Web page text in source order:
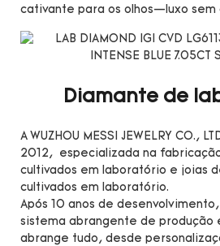
cativante para os olhos—luxo sem
Diamante de
A WUZHOU MESSI JEWELRY CO.,
2012, especializada na
cultivados em laboratório e joias
cultivados em laboratório.
Após 10 anos de
sistema abrangente de produção
abrange tudo, desde